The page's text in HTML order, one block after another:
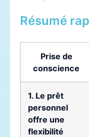
Résumé
Prise de
conscience
1. Le prêt
personnel
offre une
flexibilité